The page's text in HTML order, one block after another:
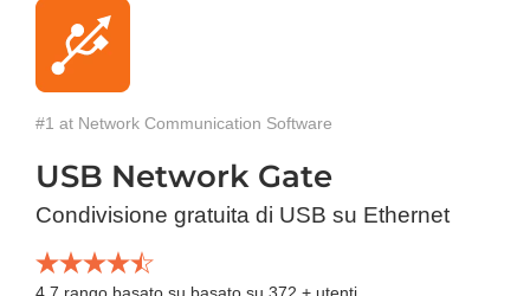
#1 at Network Communication Software
USB Network Gate
Condivisione gratuita di USB su Ethernet